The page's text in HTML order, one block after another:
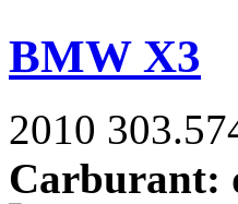
BMW X3
2010
Carburant: